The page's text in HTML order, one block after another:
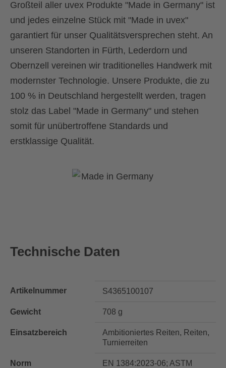
Großteil aller uvex Produkte "Made in Germany" ist
und jedes einzelne Stück mit "Made in uvex"
garantiert für unser Qualitätsversprechen steht. An
unseren Standorten in Fürth, Lederdorn und
Obernzell vereinen wir traditionelles Handwerk mit
modernster Technologie. Unsere Produkte, die zu
100 % in Deutschland hergestellt werden, tragen
stolz das Label "Made in Germany" und stehen
somit für unübertroffene Standards und
erstklassige Qualität.
Technische Daten
Artikelnummer S4365100107
Gewicht 708 g
Einsatzbereich
Ambitioniertes Reiten, Reiten,
Turnierreiten
Norm
EN 1384:2023-06; ASTM